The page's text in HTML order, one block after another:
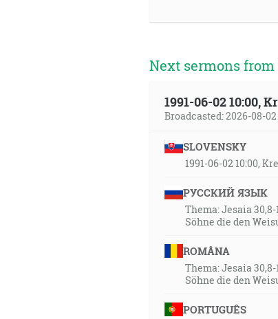
Next sermons
1991-06-02 10:00,
Broadcasted: 2026-08-02
SLOVENSKY
1991-06-02 10:00,
РУССКИЙ ЯЗЫК
Thema: Jesaia
Söhne die den
ROMÂNA
Thema: Jesaia
Söhne die den
PORTUGUÊS